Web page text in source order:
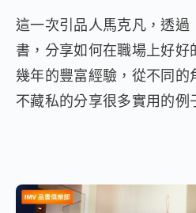
這一次引品人馬克凡，透過
書，分享如何在職場上好
幾年的豐富經驗，從不同
不藏私的分享很多實用的例